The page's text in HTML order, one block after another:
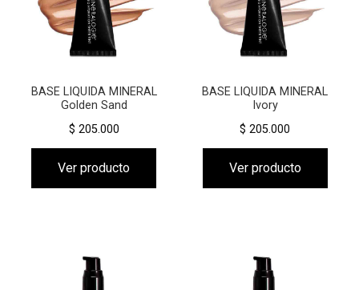
BASE LIQUIDA MINERAL
Golden Sand
$ 205.000
Ver producto
BASE LIQUIDA MINERAL
Ivory
$ 205.000
Ver producto